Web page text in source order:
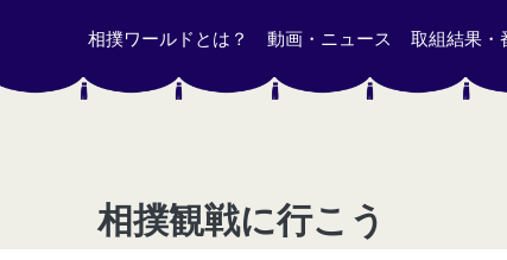
相撲ワールドとは？ 動画・ニュース 取組結果
相撲観戦に行こう